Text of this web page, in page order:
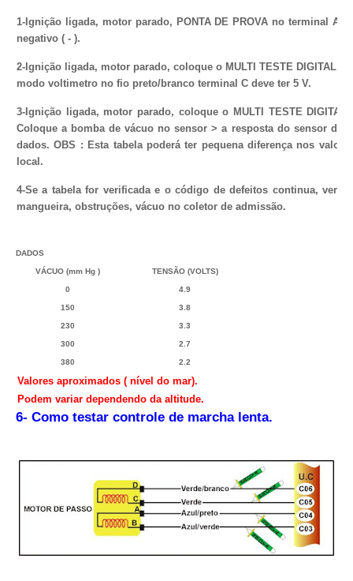
1-Ignição ligada, motor parado, PONTA DE PROVA no terminal A
negativo ( - ).
2-Ignição ligada, motor parado, coloque o MULTI TESTE DIGITAL
modo voltimetro no fio preto/branco terminal C deve ter 5 V.
3-Ignição ligada, motor parado, coloque o MULTI TESTE
Coloque a bomba de vácuo no sensor > a resposta do sensor
dados. OBS : Esta tabela poderá ter pequena diferença nos
local.
4-Se a tabela for verificada e o código de defeitos continua,
mangueira, obstruções, vácuo no coletor de admissão.
DADOS
VÁCUO (mm Hg ) TENSÃO (VOLTS)
0 4.9
150 3.8
230 3.3
300 2.7
380 2.2
Valores aproximados ( nível do mar).
Podem variar dependendo da altitude.
6- Como testar controle de marcha lenta.